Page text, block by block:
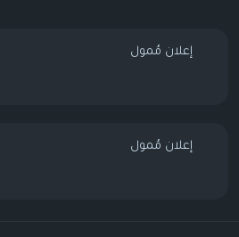
إعلان مُمول
إعلان مُمول